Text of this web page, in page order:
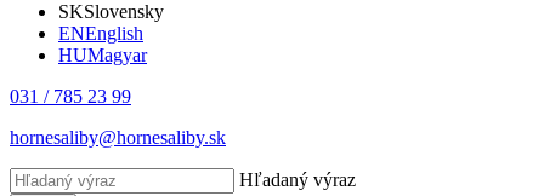
SKSlovensky
ENEnglish
HUMagyar
031 / 785 23 99
hornesaliby@hornesaliby.sk
Hľadaný výraz